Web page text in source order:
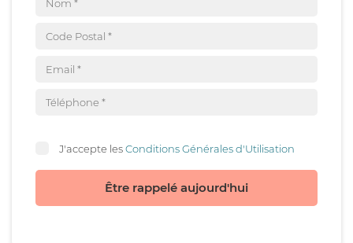
J'accepte lesConditions Générales d'Utilisation
Être rappelé aujourd'hui